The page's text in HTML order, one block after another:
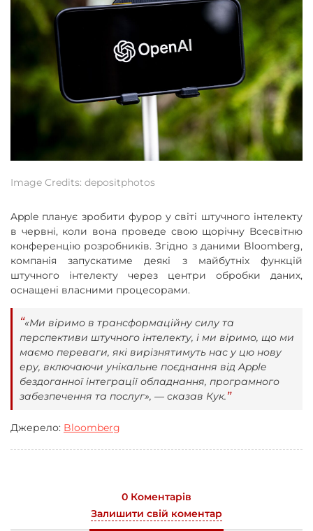
Image Credits: depositphotos
Apple планує зробити фурор у світі штучного інтелекту
в червні, коли вона проведе свою щорічну Всесвітню
конференцію розробників. Згідно з даними Bloomberg,
компанія запускатиме деякі з майбутніх функцій
штучного інтелекту через центри обробки даних,
оснащені власними процесорами.
«Ми віримо в трансформаційну силу та
перспективи штучного інтелекту, і ми віримо, що ми
маємо переваги, які вирізнятимуть нас у цю нову
еру, включаючи унікальне поєднання від Apple
бездоганної інтеграції обладнання, програмного
забезпечення та послуг», — сказав Кук.
Джерело: Bloomberg
0 Коментарів
Залишити свій коментар